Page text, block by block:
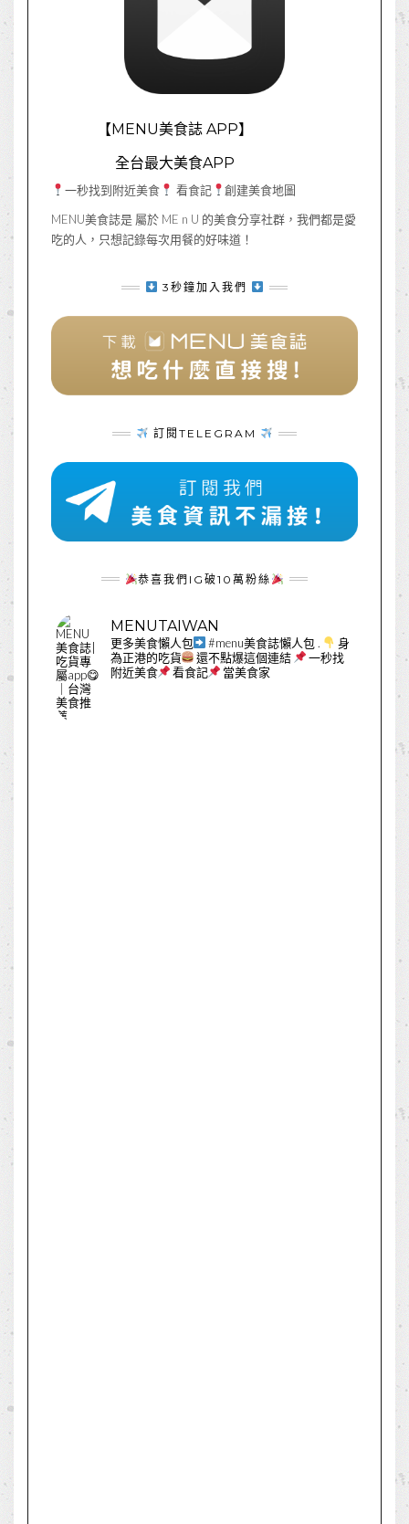
【MENU美食誌 APP】
全台最大美食APP
一秒找到附近美食 看食記
創建美食地圖
MENU美食誌是 屬於 ME n U 的美食分享社群，我們都是愛
吃的人，只想記錄每次用餐的好味道！
3秒鐘加入我們
訂閱TELEGRAM
恭喜我們IG破10萬粉絲
MENUTAIWAN
更多美食懶人包 #menu美食誌懶人包 .
身
為正港的吃貨
還不點爆這個連結
一秒找
附近美食
看食記 當美食家